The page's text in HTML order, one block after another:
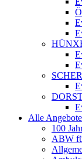
Alle
100
ABW